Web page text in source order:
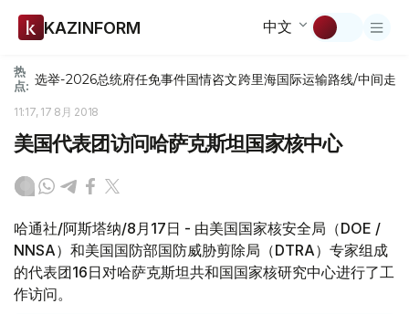
KAZINFORM 中文
热
点: 选举-2026总统府任免事件国情咨文跨里海国际运输路线/中间走廊
11:17, 17 8月 2018
美国代表团访问哈萨克斯坦国家核中心
哈通社/阿斯塔纳/8月17日 - 由美国国家核安全局（DOE /
NNSA）和美国国防部国防威胁剪除局（DTRA）专家组成
的代表团16日对哈萨克斯坦共和国国家核研究中心进行了工
作访问。